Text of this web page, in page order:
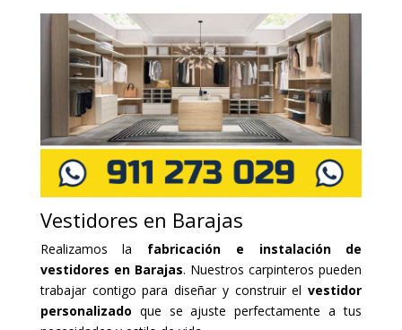
Vestidores en Barajas
Realizamos la fabricación e instalación de
vestidores en Barajas. Nuestros carpinteros pueden
trabajar contigo para diseñar y construir elvestidor
personalizado que se ajuste perfectamente a tus